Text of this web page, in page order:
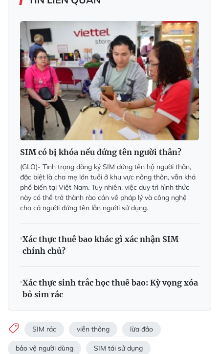
SIM có bị khóa nếu đứng tên người thân?
(GLO)- Tình trạng đăng ký SIM đứng tên hộ người thân,
đặc biệt là cha mẹ lớn tuổi ở khu vực nông thôn, vẫn khá
phổ biến tại Việt Nam. Tuy nhiên, việc duy trì hình thức
này có thể trở thành rào cản về pháp lý và công nghệ
cho cả người đứng tên lẫn người sử dụng.
Xác thực thuê bao khác gì xác nhận SIM
chính chủ?
Xác thực sinh trắc học thuê bao: Kỳ vọng xóa
bỏ sim rác
SIM rác viễn thông lừa đảo
bảo vệ người dùng SIM tái sử dụng